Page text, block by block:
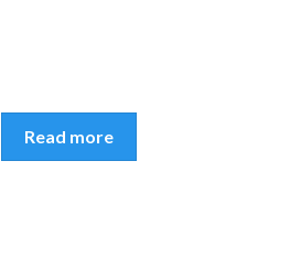
Read more